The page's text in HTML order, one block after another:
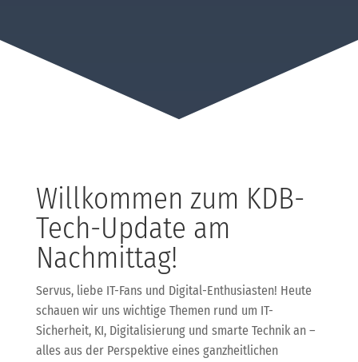
Willkommen zum KDB-
Tech-Update am
Nachmittag!
Servus, liebe IT-Fans und Digital-Enthusiasten! Heute
schauen wir uns wichtige Themen rund um IT-
Sicherheit, KI, Digitalisierung und smarte Technik an –
alles aus der Perspektive eines ganzheitlichen